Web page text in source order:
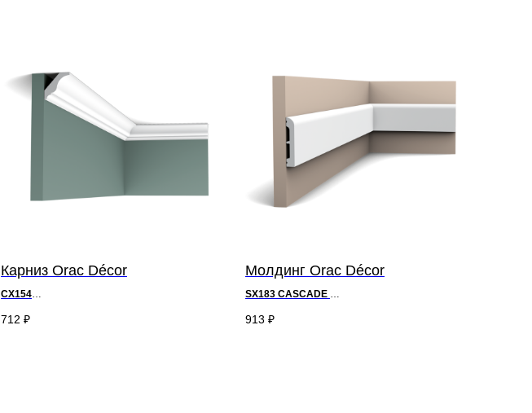
Карниз Orac Décor
CX154
712 ₽
Молдинг Orac Décor
SX183 CASCADE
913 ₽